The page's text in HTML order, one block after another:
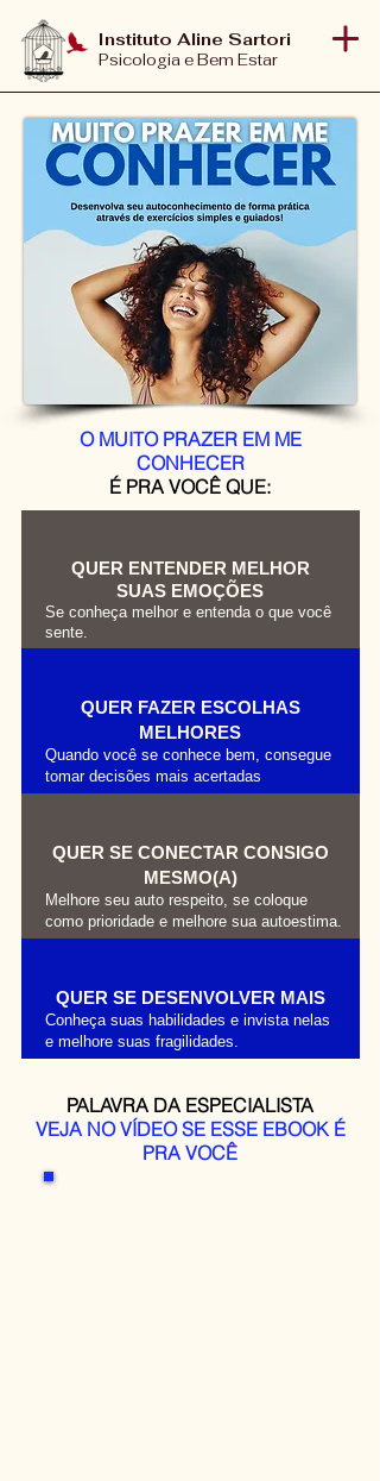
Instituto Aline Sartori
Psicologia e Bem Estar
O MUITO PRAZER EM ME
CONHECER
É PRA VOCÊ QUE:
QUER ENTENDER MELHOR
SUAS EMOÇÕES
Se conheça melhor e entenda o que você
sente.
QUER FAZER ESCOLHAS
MELHORES
Quando você se conhece bem, consegue
tomar decisões mais acertadas
QUER SE CONECTAR CONSIGO
MESMO(A)
Melhore seu auto respeito, se coloque
como prioridade e melhore sua autoestima.
QUER SE DESENVOLVER MAIS
Conheça suas habilidades e invista nelas
e melhore suas fragilidades.
PALAVRA DA ESPECIALISTA
VEJA NO VÍDEO SE ESSE EBOOK É
PRA VOCÊ